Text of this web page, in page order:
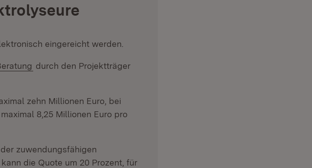
eingereicht werden.
(Öffnet in neuem Fenster)
durch den Projektträger
zehn Millionen Euro, bei
8,25 Millionen Euro pro
zuwendungsfähigen
die Quote um 20 Prozent, für